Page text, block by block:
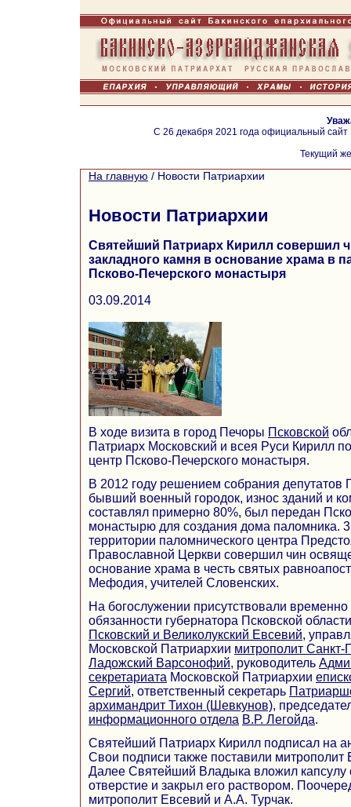
С 26 декабря 2021 года официальный
Текущий
На главную / Новости Патриархии
Новости Патриархии
Святейший Патриарх Кирилл совершил
закладного камня в основание храма в
Псково-Печерского монастыря
03.09.2014
В ходе визита в город Печоры Псковской
Патриарх Московский и всея Руси Кирилл
центр Псково-Печерского монастыря.
В 2012 году решением собрания депутатов
бывший военный городок, износ зданий и
составлял примерно 80%, был передан
монастырю для создания дома паломника.
территории паломнического центра
Православной Церкви совершил чин
основание храма в честь святых
Мефодия, учителей Словенских.
На богослужении присутствовали
обязанности губернатора Псковской
Псковский и Великолукский Евсевий,
Московской Патриархии митрополит Санкт-
Ладожский Варсонофий, руководитель
секретариата Московской Патриархии
Сергий, ответственный секретарь
архимандрит Тихон (Шевкунов),
информационного отдела В.Р. Легойда.
Святейший Патриарх Кирилл подписал на
Свои подписи также поставили митрополит
Далее Святейший Владыка вложил капсулу
отверстие и закрыл его раствором.
митрополит Евсевий и А.А. Турчак.